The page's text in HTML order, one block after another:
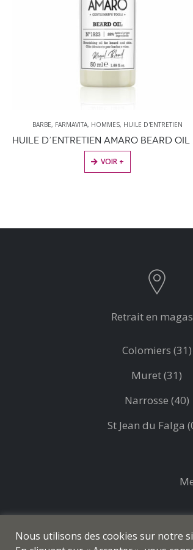
BARBE, FARMAVITA, HOMMES, HUILE D'ENTRETIEN
VOIR +
Retrait en
Colomiers (31)
Muret (31)
Narrosse (40)
St Jean du Falga
Nous utilisons des cookies sur notre